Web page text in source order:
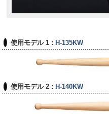
使用モデル 1 : H-135KW
使用モデル 2 : H-140KW